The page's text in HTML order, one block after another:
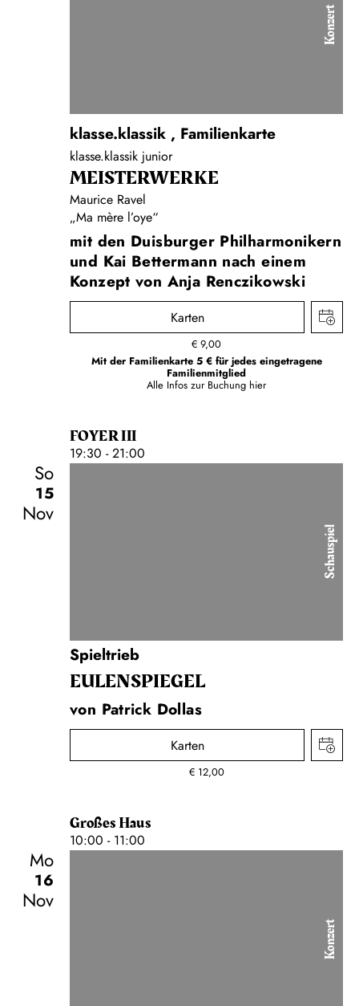
Konzert
klasse.klassik , Familienkarte
klasse.klassik junior
MEISTERWERKE
Maurice Ravel
„Ma mère l’oye“
mit den Duisburger Philharmonikern
und Kai Bettermann nach einem
Konzept von Anja Renczikowski
Karten
€ 9,00
Mit der Familienkarte 5 € für jedes eingetragene
Familienmitglied
Alle Infos zur Buchung hier
FOYER III
19:30 - 21:00
So
15
Nov
Schauspiel
Spieltrieb
EULENSPIEGEL
von Patrick Dollas
Karten
€ 12,00
Großes Haus
10:00 - 11:00
Mo
16
Nov
Konzert